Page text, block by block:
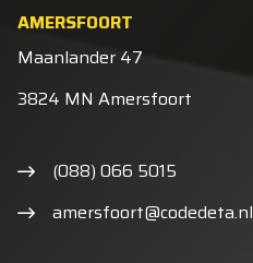
AMERSFOORT
Maanlander 47
3824 MN Amersfoort
(088) 066 5015
amersfoort@codedeta.nl